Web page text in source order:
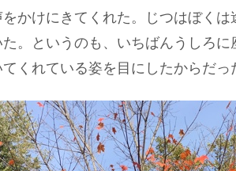
かけにきてくれた。じつはぼく
。というのも、いちばんうしろ
くれている姿を目にしたからだっ